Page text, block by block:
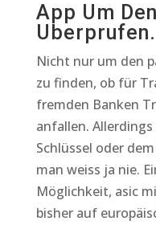
App Um
Uberprufen.
Nicht nur um den
zu finden, ob für
fremden Banken
anfallen.
Schlüssel oder
man weiss ja nie.
Möglichkeit, asic
bisher auf